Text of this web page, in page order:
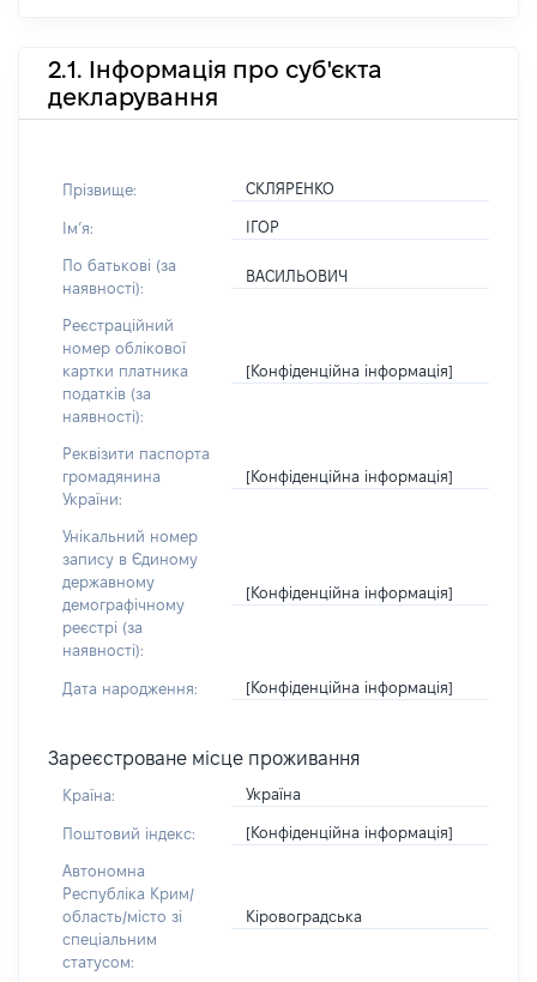
2.1. Інформація про суб'єкта
декларування
Прізвище: СКЛЯРЕНКО
Імʼя: ІГОР
По батькові (за
наявності):
ВАСИЛЬОВИЧ
Реєстраційний
номер облікової
картки платника
податків (за
наявності):
[Конфіденційна інформація]
Реквізити паспорта
громадянина
України:
[Конфіденційна інформація]
Унікальний номер
запису в Єдиному
державному
демографічному
реєстрі (за
наявності):
[Конфіденційна інформація]
Дата народження: [Конфіденційна інформація]
Зареєстроване місце проживання
Країна: Україна
Поштовий індекс: [Конфіденційна інформація]
Автономна
Республіка Крим/
область/місто зі
спеціальним
статусом:
Кіровоградська